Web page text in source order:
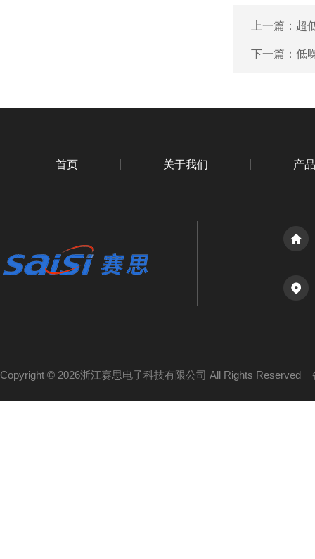
上一篇： 超
下一篇： 低
首页 关于我们 产
Copyright © 2026浙江赛思电子科技有限公司 All Rights Reserved